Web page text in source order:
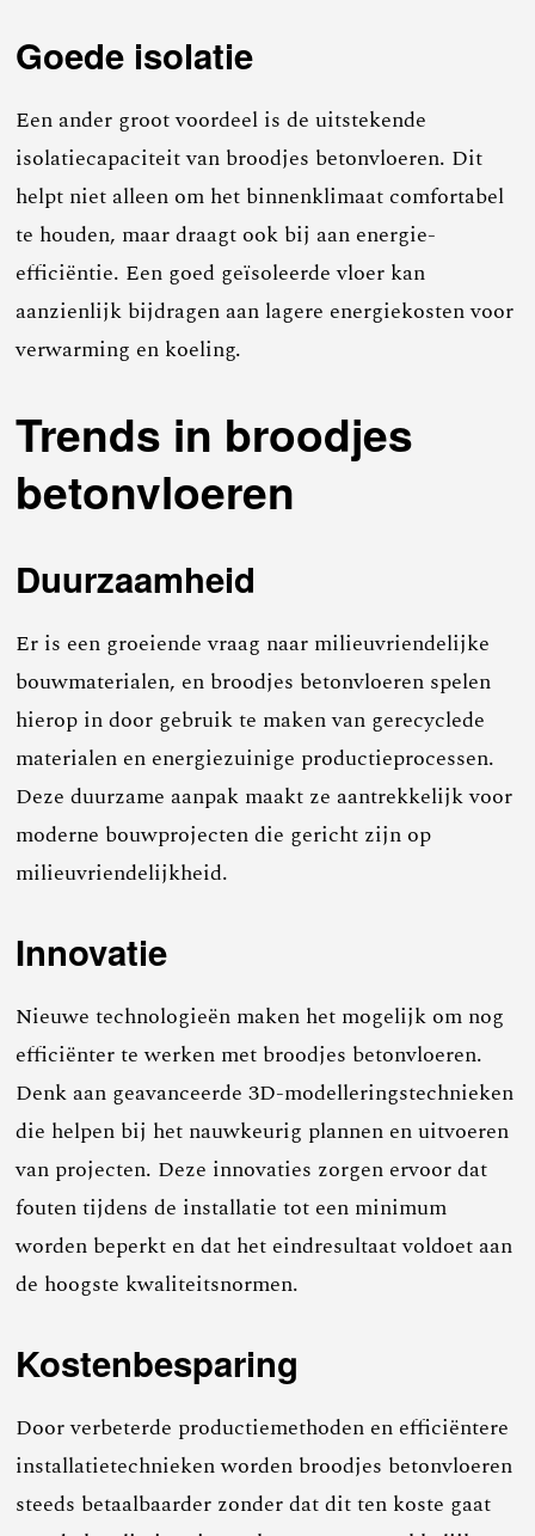
Goede isolatie
Een ander groot voordeel is de uitstekende
isolatiecapaciteit van broodjes betonvloeren. Dit
helpt niet alleen om het binnenklimaat comfortabel
te houden, maar draagt ook bij aan energie-
efficiëntie. Een goed geïsoleerde vloer kan
aanzienlijk bijdragen aan lagere energiekosten voor
verwarming en koeling.
Trends in broodjes
betonvloeren
Duurzaamheid
Er is een groeiende vraag naar milieuvriendelijke
bouwmaterialen, en broodjes betonvloeren spelen
hierop in door gebruik te maken van gerecyclede
materialen en energiezuinige productieprocessen.
Deze duurzame aanpak maakt ze aantrekkelijk voor
moderne bouwprojecten die gericht zijn op
milieuvriendelijkheid.
Innovatie
Nieuwe technologieën maken het mogelijk om nog
efficiënter te werken met broodjes betonvloeren.
Denk aan geavanceerde 3D-modelleringstechnieken
die helpen bij het nauwkeurig plannen en uitvoeren
van projecten. Deze innovaties zorgen ervoor dat
fouten tijdens de installatie tot een minimum
worden beperkt en dat het eindresultaat voldoet aan
de hoogste kwaliteitsnormen.
Kostenbesparing
Door verbeterde productiemethoden en efficiëntere
installatietechnieken worden broodjes betonvloeren
steeds betaalbaarder zonder dat dit ten koste gaat